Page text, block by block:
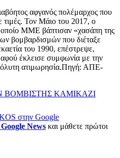
αφγανός πολέμαρχος που
τιμές. Τον Μάιο του 2017, ο
ΜΜΕ βάπτισαν «χασάπη της
βομβαρδισμών που διέταξε
του 1990, επέστρεψε,
έκλεισε συμφωνία με την
ατιμωρησία.Πηγή: ΑΠΕ-
ΒΟΜΒΙΣΤΗΣ ΚΑΜΙΚΑΖΙ
στην Google
News και μάθετε πρώτοι